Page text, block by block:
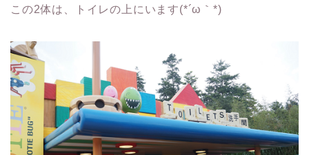
この2体は、トイレの上にいます(*´ω｀*)